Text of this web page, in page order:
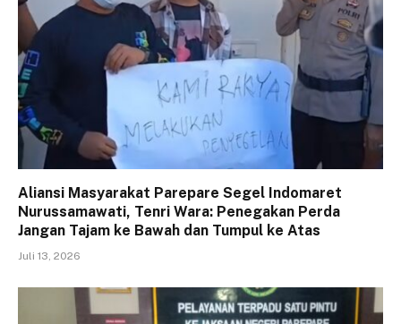
Aliansi Masyarakat Parepare Segel Indomaret
Nurussamawati, Tenri Wara: Penegakan Perda
Jangan Tajam ke Bawah dan Tumpul ke Atas
Juli 13, 2026